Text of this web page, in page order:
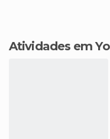
Atividades em